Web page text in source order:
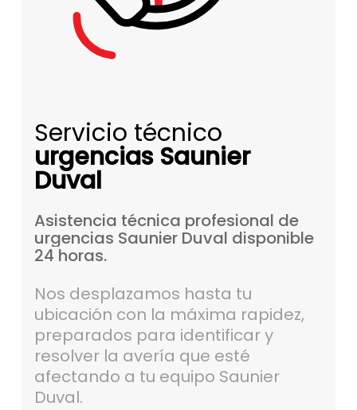
Servicio técnico
urgencias Saunier
Duval
Asistencia técnica profesional de
urgencias Saunier Duval disponible
24 horas.
Nos desplazamos hasta tu
ubicación con la máxima rapidez,
preparados para identificar y
resolver la avería que esté
afectando a tu equipo Saunier
Duval.